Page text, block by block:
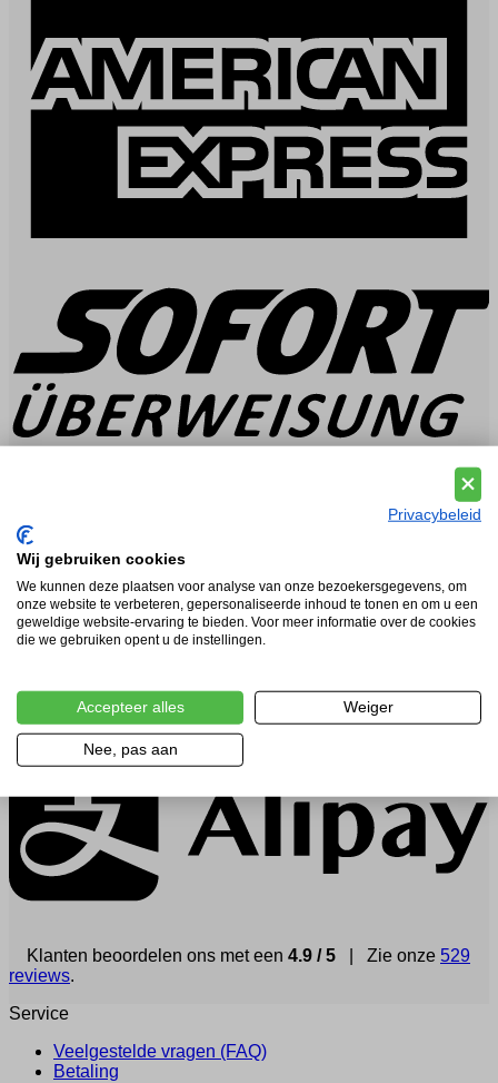
Klanten beoordelen ons met een 4.9 / 5 | Zie onze 529
reviews.
Service
Veelgestelde vragen (FAQ)
Betaling
Privacybeleid
Wij gebruiken cookies
We kunnen deze plaatsen voor analyse van onze bezoekersgegevens, om
onze website te verbeteren, gepersonaliseerde inhoud te tonen en om u een
geweldige website-ervaring te bieden. Voor meer informatie over de cookies
die we gebruiken opent u de instellingen.
Accepteer alles Weiger
Nee, pas aan